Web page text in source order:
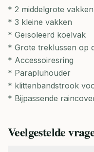
* 2 middelgrote vakken
* 3 kleine vakken
* Geïsoleerd koelvak
* Grote treklussen op
* Accessoiresring
* Parapluhouder
* klittenbandstrook
* Bijpassende
Veelgestelde